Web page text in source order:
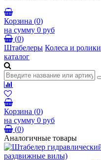
Корзина (0)
на сумму 0 руб
(0)
Штабелеры Колеса и ролики
каталог
Корзина (0)
на сумму 0 руб
(0)
Аналогичные товары